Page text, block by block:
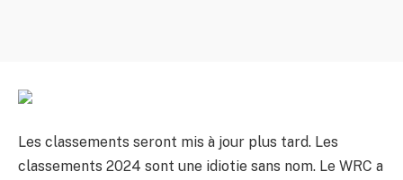
Les classements seront mis à jour plus tard. Les
classements 2024 sont une idiotie sans nom. Le WRC a